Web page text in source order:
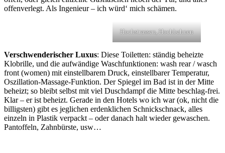
offenverlegt. Als Ingenieur – ich würd‘ mich schämen.
Hochstrassen, Hochbahnen
Verschwenderischer Luxus: Diese Toiletten: ständig beheizte
Klobrille, und die aufwändige Waschfunktionen: wash rear / wasch
front (women) mit einstellbarem Druck, einstellbarer Temperatur,
Oszillation-Massage-Funktion. Der Spiegel im Bad ist in der Mitte
beheizt; so bleibt selbst mit viel Duschdampf die Mitte beschlag-frei.
Klar – er ist beheizt. Gerade in den Hotels wo ich war (ok, nicht die
billigsten) gibt es jeglichen erdenklichen Schnickschnack, alles
einzeln in Plastik verpackt – oder danach halt wieder gewaschen.
Pantoffeln, Zahnbürste, usw…